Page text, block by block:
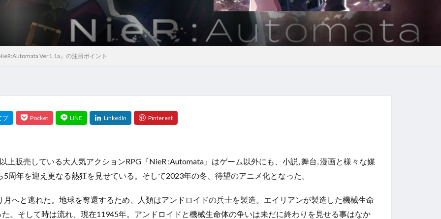
Ver1.1a』の注目ポイント
上販売している大人気アクションRPG『NieR :Automata』はゲーム以外にも、小説, 舞台, 漫画と様々な媒
周年を迎え更なる熱狂を見せている。そして2023年の冬、待望のアニメ化となった。
へと逃れた。地球を奪還するため、人類はアンドロイドの兵士を製造。エイリアンが製造した機械生命
。そして時は流れ、現在11945年。アンドロイドと機械生命体の争いは未だに終わりを見せる事はなか